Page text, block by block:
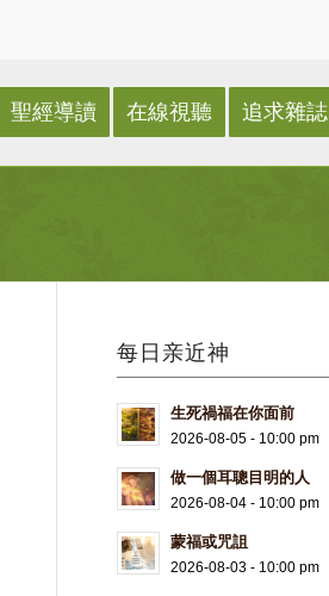
聖經導讀 在線視聽 追求雜誌
每日亲近神
生死禍福在你面前
2026-08-05 - 10:00 pm
做一個耳聰目明的人
2026-08-04 - 10:00 pm
蒙福或咒詛
2026-08-03 - 10:00 pm